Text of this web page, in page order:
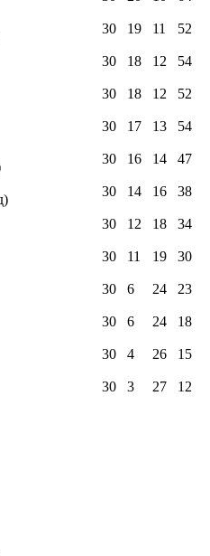
30 19 11 52
30 18 12 54
30 18 12 52
30 17 13 54
30 16 14 47
30 14 16 38
30 12 18 34
30 11 19 30
30 6 24 23
30 6 24 18
30 4 26 15
30 3 27 12